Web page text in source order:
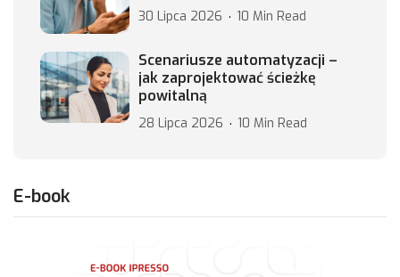
30 Lipca 2026 10 Min Read
Scenariusze automatyzacji –
jak zaprojektować ścieżkę
powitalną
28 Lipca 2026 10 Min Read
E-book